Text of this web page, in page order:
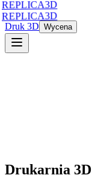
REPLICA3D
REPLICA3D
Druk 3D Wycena
Drukarnia 3D